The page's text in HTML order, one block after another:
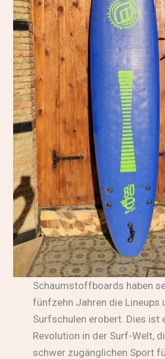
Schaumstoffboards haben
fünfzehn Jahren die Lineups
Surfschulen erobert. Dies ist
Revolution in der Surf-Welt,
schwer zugänglichen Sport